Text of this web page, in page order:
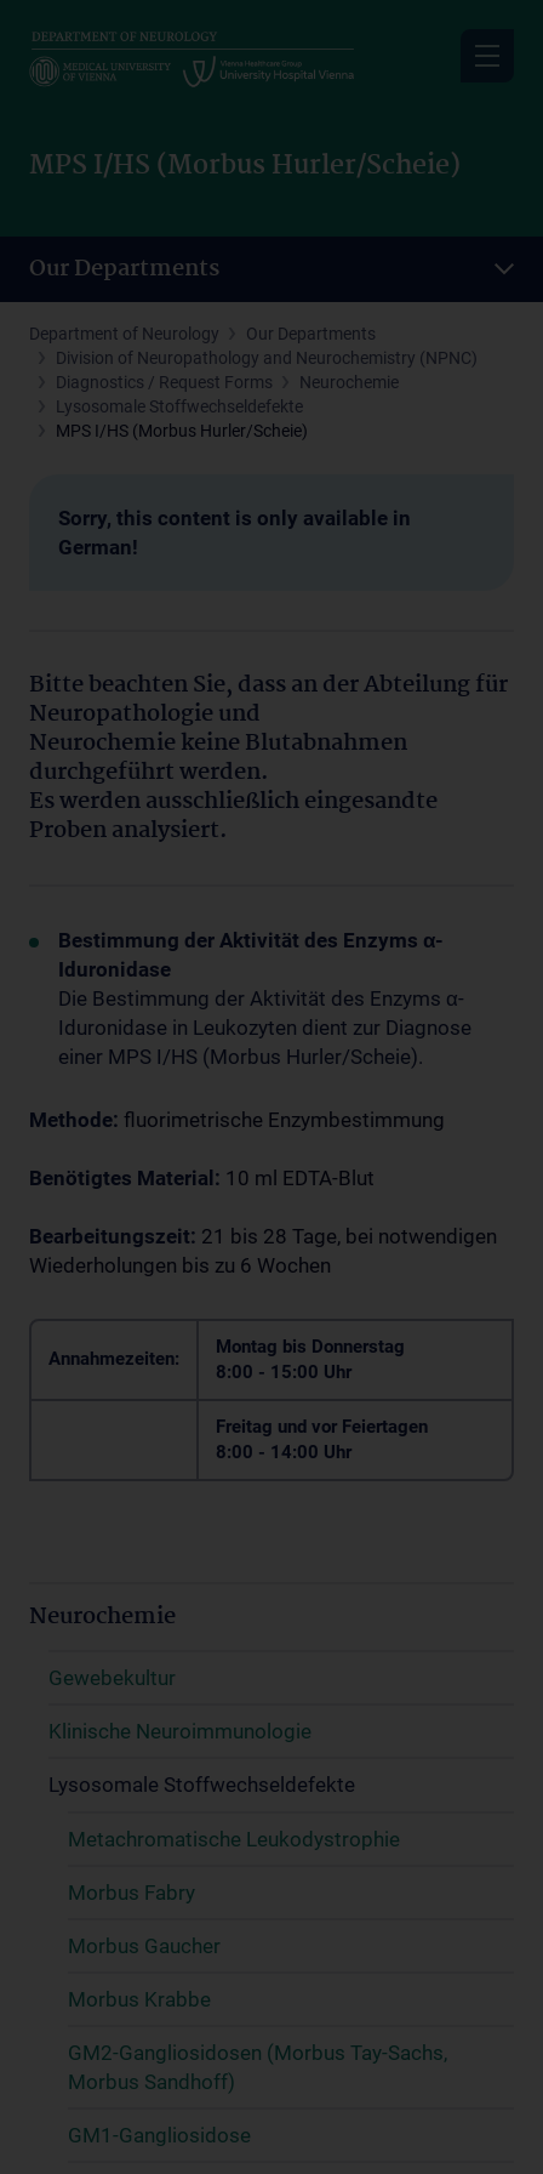
main
MPS I/HS (Morbus Hurler/Scheie)
Our Departments
Department of Neurology
Our Departments
Division of Neuropathology and Neurochemistry (NPNC)
Diagnostics / Request Forms
Neurochemie
Lysosomale Stoffwechseldefekte
MPS I/HS (Morbus Hurler/Scheie)
Sorry, this content is only available in
German!
Bitte beachten Sie, dass an der Abteilung für
Neuropathologie und
Neurochemie keine Blutabnahmen
durchgeführt werden.
Es werden ausschließlich eingesandte
Proben analysiert.
Bestimmung der Aktivität des Enzyms α-
Iduronidase
Die Bestimmung der Aktivität des Enzyms α-
Iduronidase in Leukozyten dient zur Diagnose
einer MPS I/HS (Morbus Hurler/Scheie).
Methode: fluorimetrische Enzymbestimmung
Benötigtes Material: 10 ml EDTA-Blut
Bearbeitungszeit: 21 bis 28 Tage, bei notwendigen
Wiederholungen bis zu 6 Wochen
Annahmezeiten:
Montag bis Donnerstag
8:00 - 15:00 Uhr
Freitag und vor Feiertagen
8:00 - 14:00 Uhr
Neurochemie
Gewebekultur
Klinische Neuroimmunologie
Lysosomale Stoffwechseldefekte
Metachromatische Leukodystrophie
Morbus Fabry
Morbus Gaucher
Morbus Krabbe
GM2-Gangliosidosen (Morbus Tay-Sachs,
Morbus Sandhoff)
GM1-Gangliosidose